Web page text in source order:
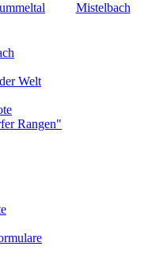
Welt
Rangen"